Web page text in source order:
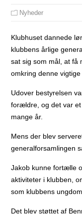
Nyheder
Klubhuset dannede
klubbens årlige
sat sig som mål, at få
omkring denne
Udover bestyrelsen
forældre, og det var
mange år.
Mens der blev
generalforsamlingen
Jakob kunne fortælle
aktiviteter i klubben,
som klubbens
Det blev støttet af